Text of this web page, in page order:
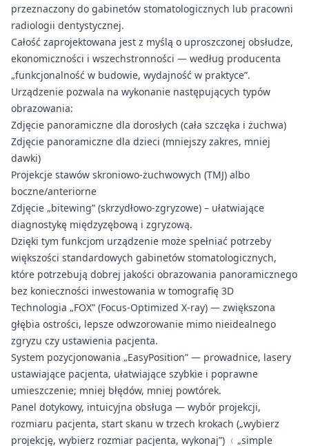
przeznaczony do gabinetów stomatologicznych lub pracowni
radiologii dentystycznej.
Całość zaprojektowana jest z myślą o uproszczonej obsłudze,
ekonomiczności i wszechstronności — według producenta
„funkcjonalność w budowie, wydajność w praktyce”.
Urządzenie pozwala na wykonanie następujących typów
obrazowania:
Zdjęcie panoramiczne dla dorosłych (cała szczęka i żuchwa)
Zdjęcie panoramiczne dla dzieci (mniejszy zakres, mniej
dawki)
Projekcje stawów skroniowo-żuchwowych (TMJ) albo
boczne/anteriorne
Zdjęcie „bitewing” (skrzydłowo-zgryzowe) – ułatwiające
diagnostykę międzyzębową i zgryzową.
Dzięki tym funkcjom urządzenie może spełniać potrzeby
większości standardowych gabinetów stomatologicznych,
które potrzebują dobrej jakości obrazowania panoramicznego
bez konieczności inwestowania w tomografię 3D
Technologia „FOX” (Focus-Optimized X-ray) — zwiększona
głębia ostrości, lepsze odwzorowanie mimo nieidealnego
zgryzu czy ustawienia pacjenta.
System pozycjonowania „EasyPosition” — prowadnice, lasery
ustawiające pacjenta, ułatwiające szybkie i poprawne
umieszczenie; mniej błędów, mniej powtórek.
Panel dotykowy, intuicyjna obsługa — wybór projekcji,
rozmiaru pacjenta, start skanu w trzech krokach („wybierz
projekcję, wybierz rozmiar pacjenta, wykonaj”) ﹙„simple